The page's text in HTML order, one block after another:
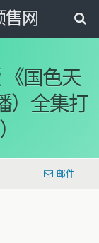
售网
《国色天
全集打
邮件